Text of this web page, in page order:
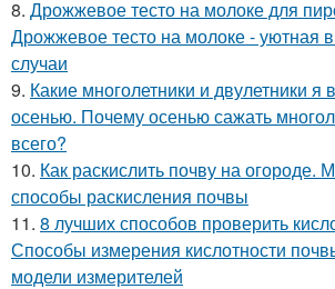
8. Дрожжевое тесто на молоке для
Дрожжевое тесто на молоке - уютная
случаи
9. Какие многолетники и двулетники я
осенью. Почему осенью сажать
всего?
10. Как раскислить почву на огороде.
способы раскисления почвы
11. 8 лучших способов проверить
Способы измерения кислотности
модели измерителей